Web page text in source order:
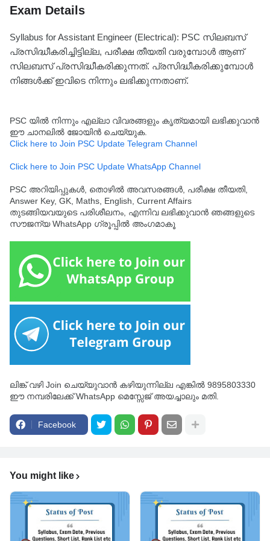
Exam Details
Syllabus for Assistant Engineer (Electrical): PSC സിലബസ്
പ്രസിദ്ധീകരിച്ചിട്ടില്ല, പരീക്ഷ തീയതി വരുമ്പോൾ ആണ്
സിലബസ് പ്രസിദ്ധീകരിക്കുന്നത്. പ്രസിദ്ധീകരിക്കുമ്പോൾ
നിങ്ങൾക്ക് ഇവിടെ നിന്നും ലഭിക്കുന്നതാണ്.
PSC യിൽ നിന്നും എല്ലാ വിവരങ്ങളും കൃത്യമായി ലഭിക്കുവാൻ
ഈ ചാനലിൽ ജോയിൻ ചെയ്യുക.
Click here to Join PSC Update Telegram Channel
Click here to Join PSC Update WhatsApp Channel
PSC അറിയിപ്പുകൾ, തൊഴിൽ അവസരങ്ങൾ, പരീക്ഷ തീയതി,
Answer Key, GK, Maths, English, Current Affairs
തുടങ്ങിയവയുടെ പരിശീലനം, എന്നിവ ലഭിക്കുവാൻ ഞങ്ങളുടെ
സൗജന്യ WhatsApp ഗ്രൂപ്പിൽ അംഗമാകൂ
ലിങ്ക് വഴി Join ചെയ്യുവാൻ കഴിയുന്നില്ല എങ്കിൽ 9895803330
ഈ നമ്പരിലേക്ക് WhatsApp മെസ്സേജ് അയച്ചാലും മതി.
Facebook
You might like